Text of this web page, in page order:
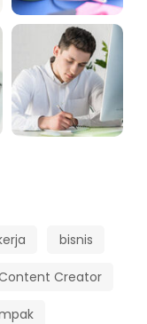
bisnis
Creator